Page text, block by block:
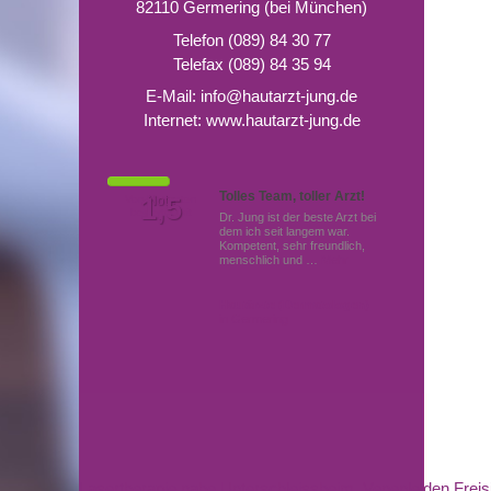
82110 Germering (bei München)
Telefon (089) 84 30 77
Telefax (089) 84 35 94
E-Mail: info@hautarzt-jung.de
Internet: www.hautarzt-jung.de
Tolles Team, toller Arzt!
Dr. Jung ist der beste Arzt bei
dem ich seit langem war.
Kompetent, sehr freundlich,
menschlich und …
Von Patienten
bewertet mit
Note
1,5